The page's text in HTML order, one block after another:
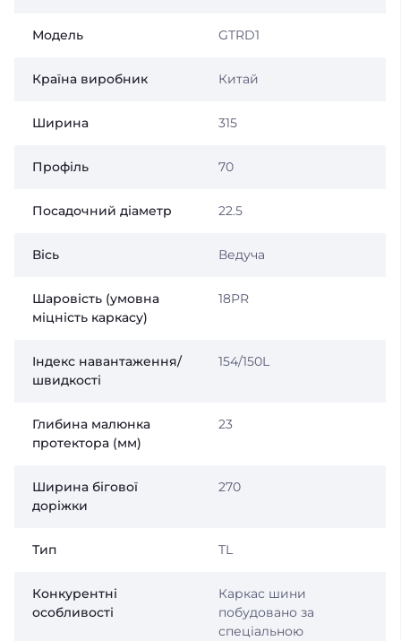
Модель GTRD1
Країна виробник Китай
Ширина 315
Профіль 70
Посадочний діаметр 22.5
Вісь Ведуча
Шаровість (умовна
міцність каркасу)
18PR
Індекс навантаження/
швидкості
154/150L
Глибина малюнка
протектора (мм)
23
Ширина бігової
доріжки
270
Тип TL
Конкурентні
особливості
Каркас шини
побудовано за
спеціальною